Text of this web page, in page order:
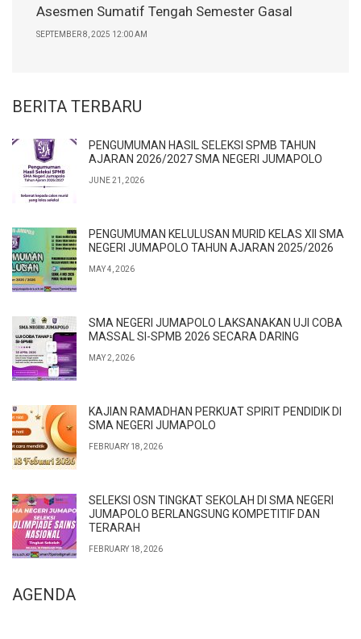
Asesmen Sumatif Tengah Semester Gasal
SEPTEMBER 8, 2025 12:00 AM
BERITA TERBARU
PENGUMUMAN HASIL SELEKSI SPMB TAHUN
AJARAN 2026/2027 SMA NEGERI JUMAPOLO
JUNE 21, 2026
PENGUMUMAN KELULUSAN MURID KELAS XII SMA
NEGERI JUMAPOLO TAHUN AJARAN 2025/2026
MAY 4, 2026
SMA NEGERI JUMAPOLO LAKSANAKAN UJI COBA
MASSAL SI-SPMB 2026 SECARA DARING
MAY 2, 2026
KAJIAN RAMADHAN PERKUAT SPIRIT PENDIDIK DI
SMA NEGERI JUMAPOLO
FEBRUARY 18, 2026
SELEKSI OSN TINGKAT SEKOLAH DI SMA NEGERI
JUMAPOLO BERLANGSUNG KOMPETITIF DAN
TERARAH
FEBRUARY 18, 2026
AGENDA